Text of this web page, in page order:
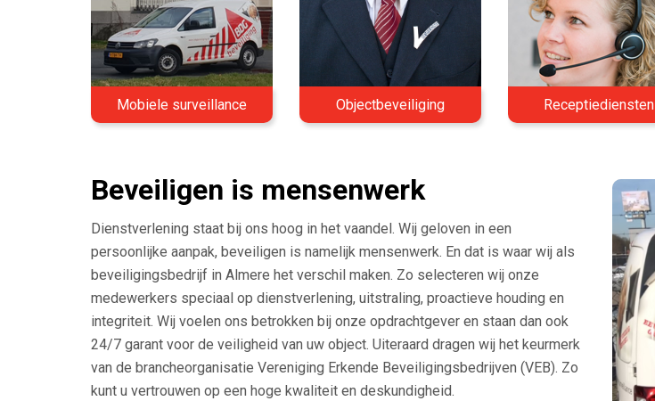
Mobiele surveillance Objectbeveiliging Receptiediensten
Beveiligen is mensenwerk
Dienstverlening staat bij ons hoog in het vaandel. Wij geloven in een
persoonlijke aanpak, beveiligen is namelijk mensenwerk. En dat is waar wij als
beveiligingsbedrijf in Almere het verschil maken. Zo selecteren wij onze
medewerkers speciaal op dienstverlening, uitstraling, proactieve houding en
integriteit. Wij voelen ons betrokken bij onze opdrachtgever en staan dan ook
24/7 garant voor de veiligheid van uw object. Uiteraard dragen wij het keurmerk
van de brancheorganisatie Vereniging Erkende Beveiligingsbedrijven (VEB). Zo
kunt u vertrouwen op een hoge kwaliteit en deskundigheid.